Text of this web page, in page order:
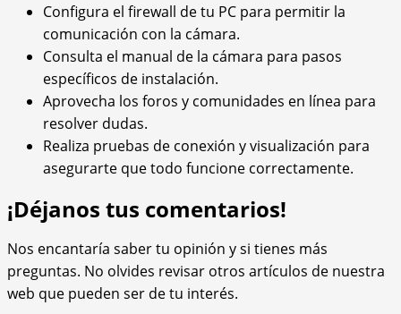
Configura el firewall de tu PC para permitir la
comunicación con la cámara.
Consulta el manual de la cámara para pasos
específicos de instalación.
Aprovecha los foros y comunidades en línea para
resolver dudas.
Realiza pruebas de conexión y visualización para
asegurarte que todo funcione correctamente.
¡Déjanos tus comentarios!
Nos encantaría saber tu opinión y si tienes más
preguntas. No olvides revisar otros artículos de nuestra
web que pueden ser de tu interés.